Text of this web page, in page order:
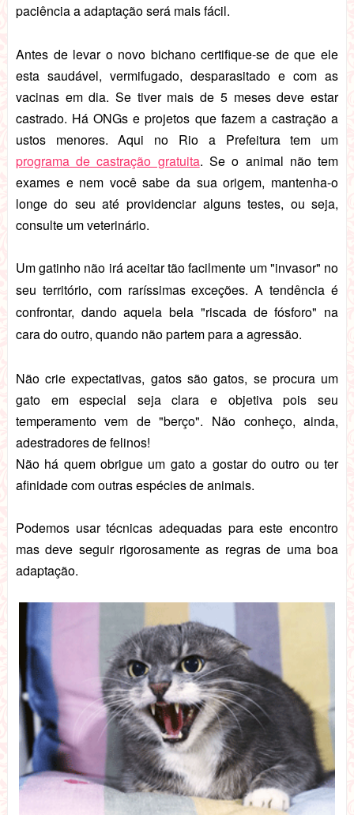
paciência a adaptação será mais fácil.
Antes de levar o novo bichano certifique-se de que ele
esta saudável, vermifugado, desparasitado e com as
vacinas em dia. Se tiver mais de 5 meses deve estar
castrado. Há ONGs e projetos que fazem a castração a
ustos menores. Aqui no Rio a Prefeitura tem um
programa de castração gratuita. Se o animal não tem
exames e nem você sabe da sua origem, mantenha-o
longe do seu até providenciar alguns testes, ou seja,
consulte um veterinário.
Um gatinho não irá aceitar tão facilmente um "invasor" no
seu território, com raríssimas exceções. A tendência é
confrontar, dando aquela bela "riscada de fósforo" na
cara do outro, quando não partem para a agressão.
Não crie expectativas, gatos são gatos, se procura um
gato em especial seja clara e objetiva pois seu
temperamento vem de "berço". Não conheço, ainda,
adestradores de felinos!
Não há quem obrigue um gato a gostar do outro ou ter
afinidade com outras espécies de animais.
Podemos usar técnicas adequadas para este encontro
mas deve seguir rigorosamente as regras de uma boa
adaptação.